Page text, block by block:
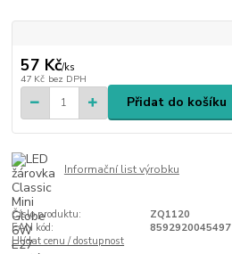
57 Kč/ks
47 Kč bez DPH
Přidat do košíku
Informační list výrobku
Číslo produktu:
ZQ1120
EAN kód:
8592920045497
Hlídat cenu / dostupnost